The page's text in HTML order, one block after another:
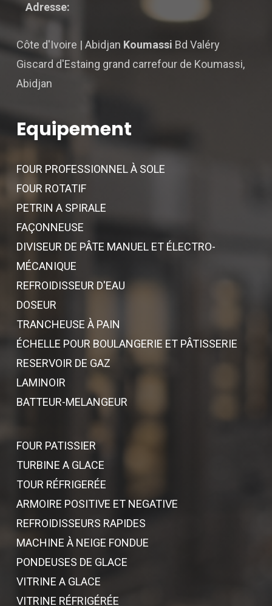
Adresse:
Côte d'Ivoire | Abidjan Koumassi Bd Valéry
Giscard d'Estaing grand carrefour de Koumassi,
Abidjan
Equipement
FOUR PROFESSIONNEL À SOLE
FOUR ROTATIF
PETRIN A SPIRALE
FAÇONNEUSE
DIVISEUR DE PÂTE MANUEL ET ÉLECTRO-
MÉCANIQUE
REFROIDISSEUR D'EAU
DOSEUR
TRANCHEUSE À PAIN
ÉCHELLE POUR BOULANGERIE ET PÂTISSERIE
RESERVOIR DE GAZ
LAMINOIR
BATTEUR-MELANGEUR
FOUR PATISSIER
TURBINE A GLACE
TOUR RÉFRIGERÉE
ARMOIRE POSITIVE ET NEGATIVE
REFROIDISSEURS RAPIDES
MACHINE À NEIGE FONDUE
PONDEUSES DE GLACE
VITRINE A GLACE
VITRINE RÉFRIGÉRÉE